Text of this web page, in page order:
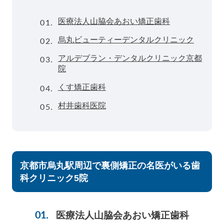
01. 医療法人山脇会あおい矯正歯科
02. 烏丸ビューティーデンタルクリニック
03.
アルデブラン・デンタルクリニック京都
院
04. くす矯正歯科
05. 村井歯科医院
京都市烏丸駅周辺で裏側矯正の名医がいる歯
科クリニック5院
医療法人山脇会あおい矯正歯科